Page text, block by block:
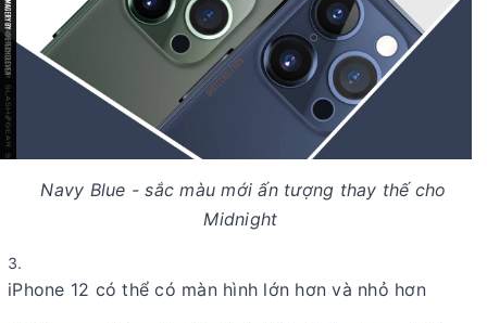
Navy Blue - sắc màu mới ấn tượng thay thế cho
Midnight
iPhone 12 có thể có màn hình lớn hơn và nhỏ hơn